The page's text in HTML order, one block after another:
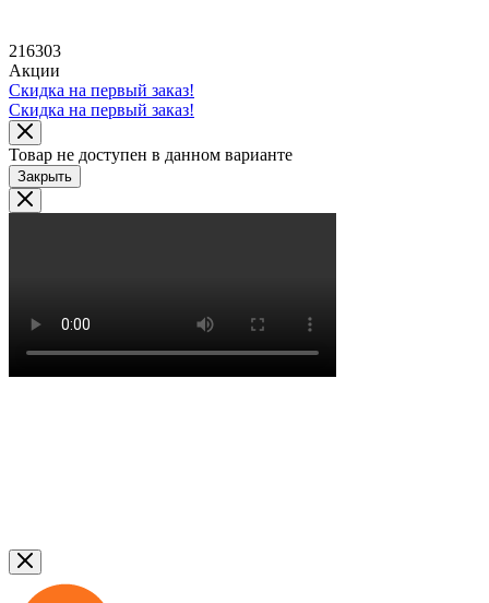
216303
Акции
Скидка на первый заказ!
Скидка на первый заказ!
Товар не доступен в данном варианте
Закрыть